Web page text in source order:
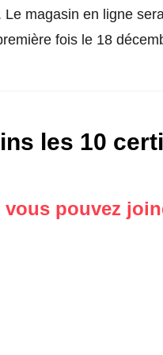
magasin en ligne
fois le 18
les 10
vous pouvez